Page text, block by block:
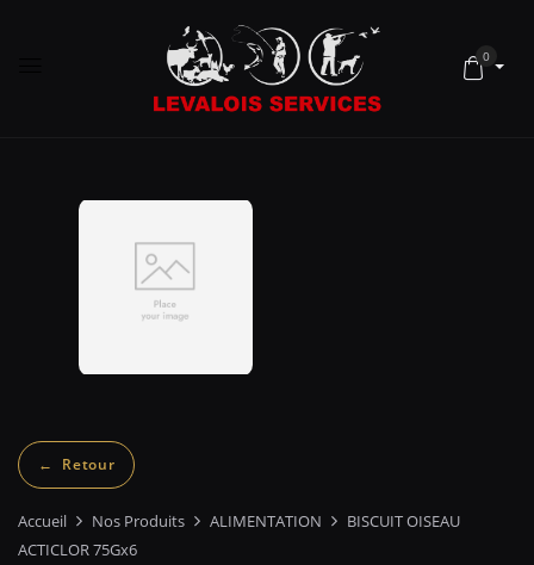
0
Accueil Nos Produits ALIMENTATION
BISCUIT OISEAU
ACTICLOR 75Gx6